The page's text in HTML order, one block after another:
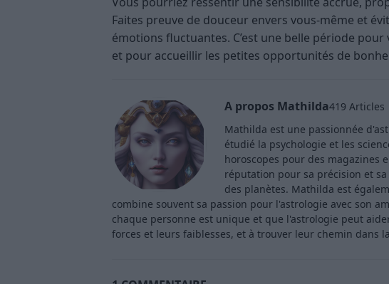
Faites preuve de douceur envers vous-même et
émotions fluctuantes. C’est une belle période
et pour accueillir les petites opportunités de
A propos Mathilda419 Articles
Mathilda est une passionnée
étudié la psychologie et les
horoscopes pour des magazines
réputation pour sa précision et
des planètes. Mathilda est
combine souvent sa passion pour l'astrologie avec son
chaque personne est unique et que l'astrologie peut
forces et leurs faiblesses, et à trouver leur chemin dans